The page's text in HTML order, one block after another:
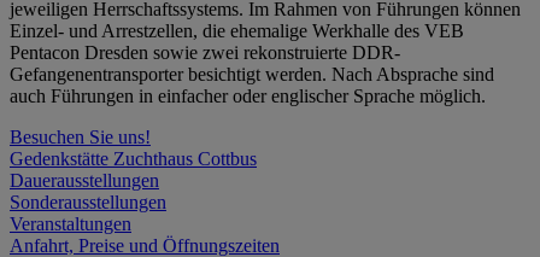
jeweiligen Herrschaftssystems. Im Rahmen von Führungen können
Einzel- und Arrestzellen, die ehemalige Werkhalle des VEB
Pentacon Dresden sowie zwei rekonstruierte DDR-
Gefangenentransporter besichtigt werden. Nach Absprache sind
auch Führungen in einfacher oder englischer Sprache möglich.
Besuchen Sie uns!
Gedenkstätte Zuchthaus Cottbus
Dauerausstellungen
Sonderausstellungen
Veranstaltungen
Anfahrt, Preise und Öffnungszeiten